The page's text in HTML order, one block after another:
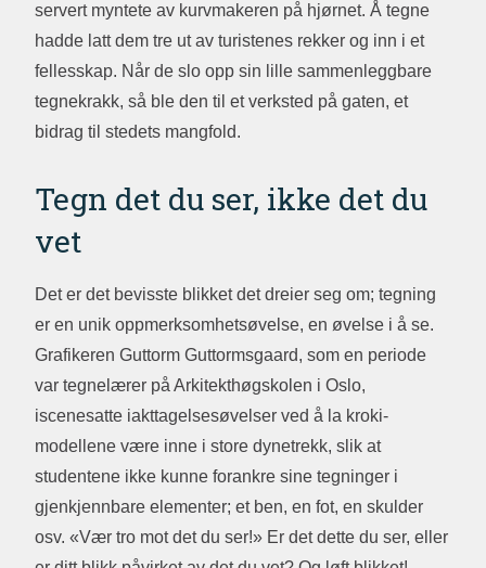
servert myntete av kurvmakeren på hjørnet. Å tegne
hadde latt dem tre ut av turistenes rekker og inn i et
fellesskap. Når de slo opp sin lille sammenleggbare
tegnekrakk, så ble den til et verksted på gaten, et
bidrag til stedets mangfold.
Tegn det du ser, ikke det du
vet
Det er det bevisste blikket det dreier seg om; tegning
er en unik oppmerksomhetsøvelse, en øvelse i å se.
Grafikeren Guttorm Guttormsgaard, som en periode
var tegnelærer på Arkitekthøgskolen i Oslo,
iscenesatte iakttagelsesøvelser ved å la kroki-
modellene være inne i store dynetrekk, slik at
studentene ikke kunne forankre sine tegninger i
gjenkjennbare elementer; et ben, en fot, en skulder
osv. «Vær tro mot det du ser!» Er det dette du ser, eller